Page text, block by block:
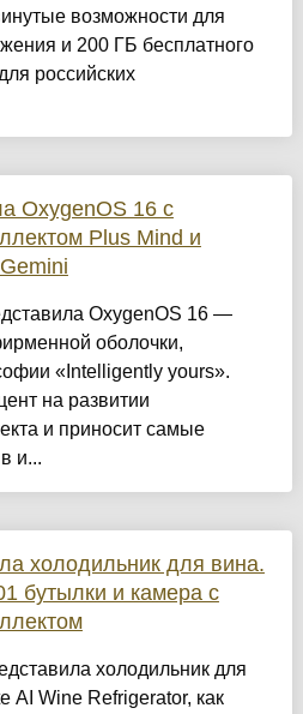
возможности для
и 200 ГБ бесплатного
российских
OxygenOS 16 с
Plus Mind и
OxygenOS 16 —
оболочки,
«Intelligently yours».
на развитии
и приносит самые
и...
холодильник для вина.
бутылки и камера с
холодильник для
AI Wine Refrigerator, как